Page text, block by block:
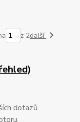
z 2další
dotazů